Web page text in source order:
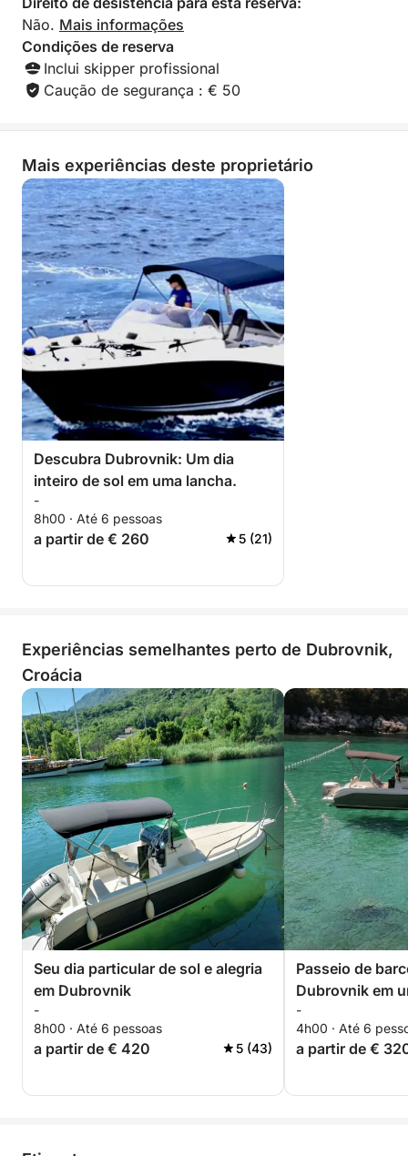
Não. Mais informações
Condições de reserva
Inclui skipper profissional
Caução de segurança : € 50
Mais experiências deste proprietário
Descubra Dubrovnik: Um dia
inteiro de sol em uma lancha.
-
8h00 · Até 6 pessoas
a partir de € 260 5 (21)
Experiências semelhantes perto de Dubrovnik,
Croácia
Seu dia particular de sol e alegria
em Dubrovnik
-
8h00 · Até 6 pessoas
a partir de € 420 5 (43)
Passeio de
Dubrovnik em
-
4h00 · Até 6
a partir de €